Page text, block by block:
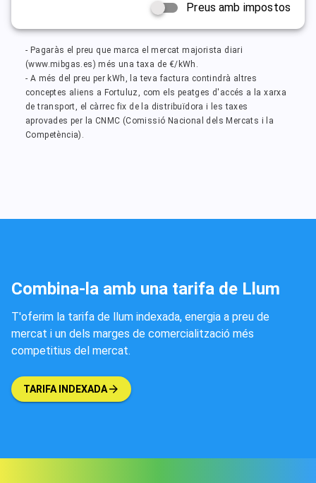
Preus amb impostos
- Pagaràs el preu que marca el mercat majorista diari
(www.mibgas.es) més una taxa de €/kWh.
- A més del preu per kWh, la teva factura contindrà altres
conceptes aliens a Fortuluz, com els peatges d'accés a la xarxa
de transport, el càrrec fix de la distribuïdora i les taxes
aprovades per la CNMC (Comissió Nacional dels Mercats i la
Competència).
Combina-la amb una tarifa de Llum
T'oferim la tarifa de llum indexada, energia a preu de
mercat i un dels marges de comercialització més
competitius del mercat.
TARIFA INDEXADA